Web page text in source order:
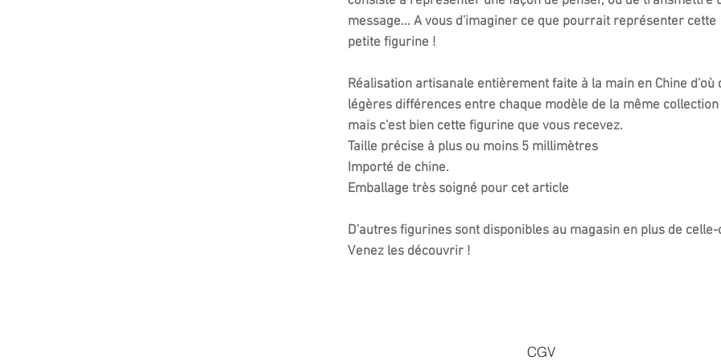
message... A vous d'imaginer ce que pourrait représenter cette
petite figurine !
Réalisation artisanale entièrement faite à la main en Chine d'où
légères différences entre chaque modèle de la même collection
mais c'est bien cette figurine que vous recevez.
Taille précise à plus ou moins 5 millimètres
Importé de chine.
Emballage très soigné pour cet article
D'autres figurines sont disponibles au magasin en plus de celle-
Venez les découvrir !
CGV